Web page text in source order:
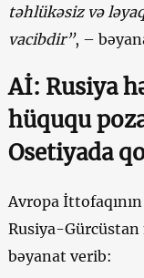
təhlükəsiz və
vacibdir”, –
Aİ: Rusiya
hüququ
Osetiyada
Avropa
Rusiya-
bəyanat verib: